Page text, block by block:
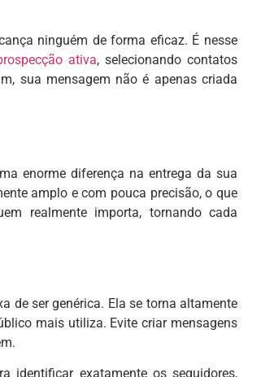
ninguém de forma eficaz. É nesse
ativa, selecionando contatos
sua mensagem não é apenas criada
enorme diferença na entrega da sua
amplo e com pouca precisão, o que
realmente importa, tornando cada
de ser genérica. Ela se torna altamente
mais utiliza. Evite criar mensagens
identificar exatamente os seguidores,